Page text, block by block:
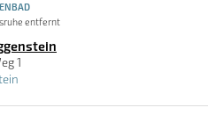
entfernt
1